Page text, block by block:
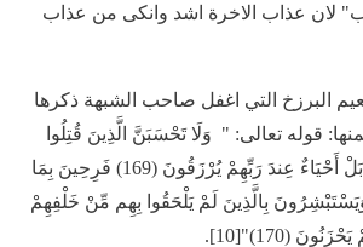
لان عذاب الاخرة اشد وانكى من عذاب
نعيم البرزخ التي اغفل صاحب الشبهة ذكرها
قوله تعالى: " وَلَا تَحْسَبَنَّ الَّذِينَ قُتِلُوا
فِي سَبِيلِ اللَّهِ أَمْوَاتًا ۚ بَلْ أَحْيَاءٌ عِندَ رَبِّهِمْ يُرْزَقُونَ (169) فَرِحِينَ بِمَا
بِالَّذِينَ لَمْ يَلْحَقُوا بِهِم مِّنْ خَلْفِهِمْ
(170)"[10].